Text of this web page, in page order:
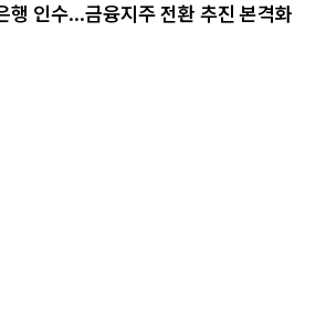
행 인수…금융지주 전환 추진 본격화